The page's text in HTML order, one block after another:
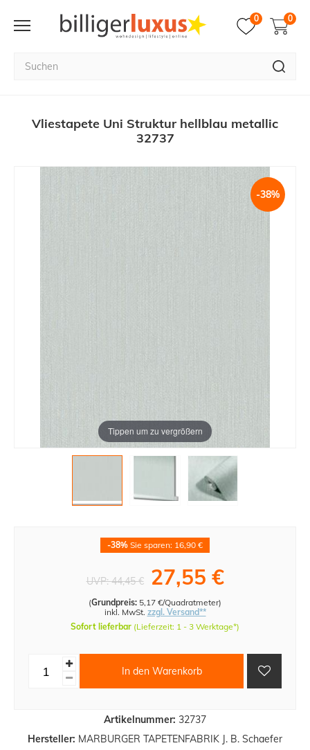
0 0
Vliestapete Uni Struktur hellblau metallic
32737
Tippen um zu vergrößern
-38%
Artikelnummer: 32737
Hersteller: MARBURGER TAPETENFABRIK J. B. Schaefer
-38% Sie sparen: 16,90 €
UVP:44,45 € 27,55 €
(Grundpreis: 5,17 €/Quadratmeter)
inkl. MwSt. zzgl. Versand**
Sofort lieferbar (Lieferzeit: 1 - 3 Werktage*)
In den Warenkorb